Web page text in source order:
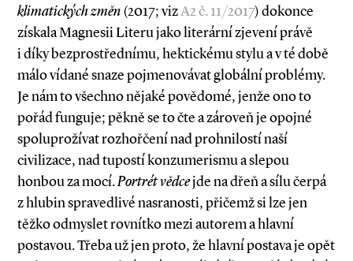
klimatických změn(2017; vizA2 č. 11/2017) dokonce
získala Magnesii Literu jako literární zjevení právě
i díky bezprostřednímu, hektickému stylu a v té době
málo vídané snaze pojmenovávat globální problémy.
Je nám to všechno nějaké povědomé, jenže ono to
pořád funguje; pěkně se to čte a zároveň je opojné
spoluprožívat rozhořčení nad prohnilostí naší
civilizace, nad tupostí konzumerismu a slepou
honbou za mocí.Portrét vědcejde na dřeň a sílu čerpá
z hlubin spravedlivé nasranosti, přičemž si lze jen
těžko odmyslet rovnítko mezi autorem a hlavní
postavou. Třeba už jen proto, že hlavní postava je opět